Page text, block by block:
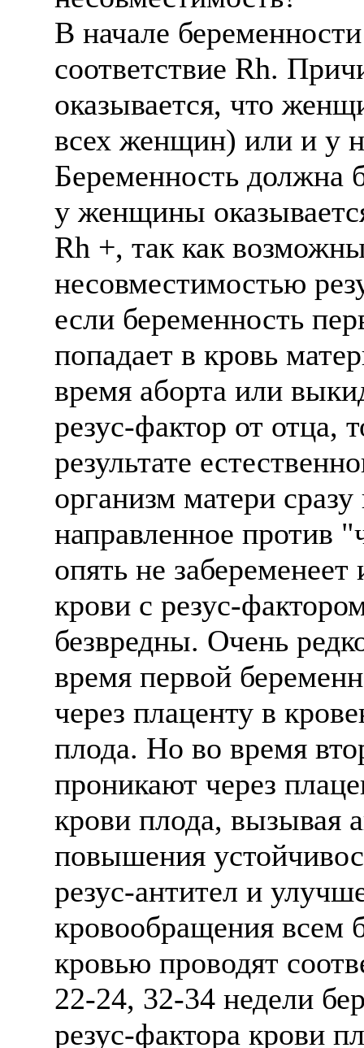
В начале
соответствие Rh.
оказывается, что
всех женщин) или и у
Беременность должна
у женщины
Rh +, так как
несовместимостью
если беременность
попадает в кровь
время аборта или
резус-фактор от отца,
результате
организм матери
направленное против
опять не
крови с резус-
безвредны. Очень
время первой
через плаценту в
плода. Но во время
проникают через
крови плода, вызывая
повышения
резус-антител и
кровообращения всем
кровью проводят
22-24, 32-34 недели
резус-фактора крови